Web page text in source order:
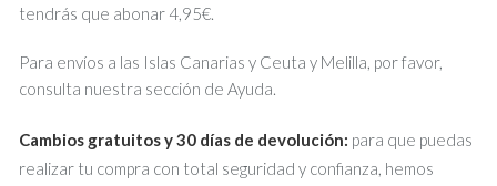
tendrás que abonar 4,95€.
Para envíos a las Islas Canarias y Ceuta y Melilla, por favor,
consulta nuestra sección de Ayuda.
Cambios gratuitos y 30 días de devolución: para que puedas
realizar tu compra con total seguridad y confianza, hemos